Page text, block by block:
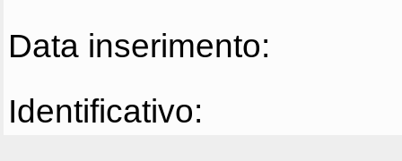
Data inserimento:
Identificativo: